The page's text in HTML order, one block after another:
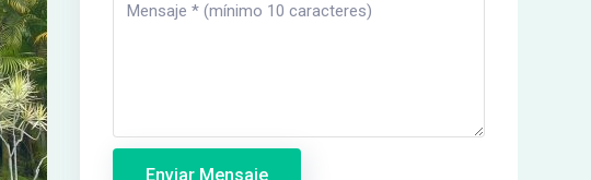
Enviar Mensaje